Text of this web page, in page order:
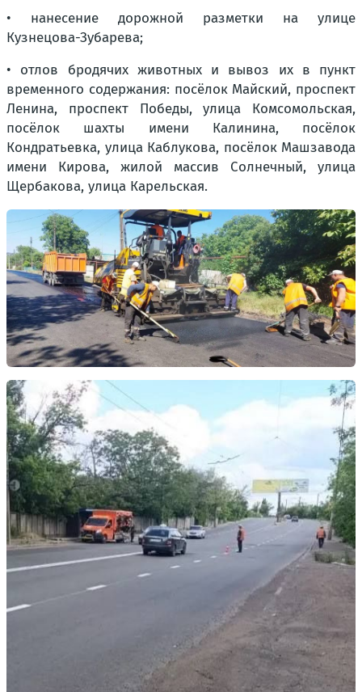
• нанесение дорожной разметки на улице
Кузнецова-Зубарева;
• отлов бродячих животных и вывоз их в пункт
временного содержания: посёлок Майский, проспект
Ленина, проспект Победы, улица Комсомольская,
посёлок шахты имени Калинина, посёлок
Кондратьевка, улица Каблукова, посёлок Машзавода
имени Кирова, жилой массив Солнечный, улица
Щербакова, улица Карельская.